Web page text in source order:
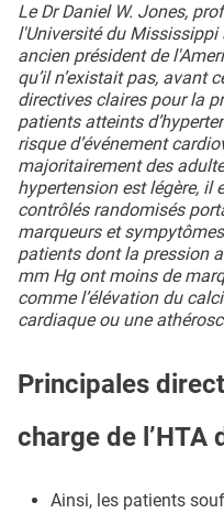
Le Dr Daniel W. Jones,
l'Université du
ancien président de
qu’il n’existait pas, avant
directives claires pour la
patients atteints
risque d’événement
majoritairement des
hypertension est légère, il
contrôlés randomisés
marqueurs et
patients dont la pression
mm Hg ont moins de
comme l’élévation du
cardiaque ou une
Principales
charge de l’HTA
Ainsi, les patients